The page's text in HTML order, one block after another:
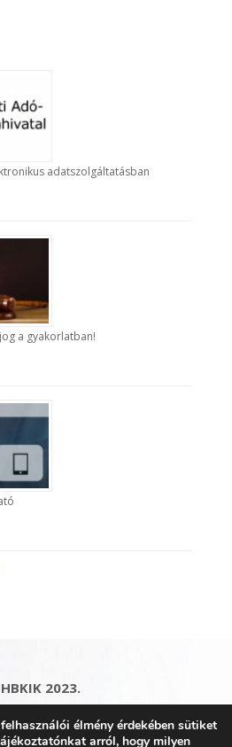
adatszolgáltatásban
a gyakorlatban!
2023.
|Impresszum|
|Honlaptérképélmény érdekében sütiket
arról, hogy milyen